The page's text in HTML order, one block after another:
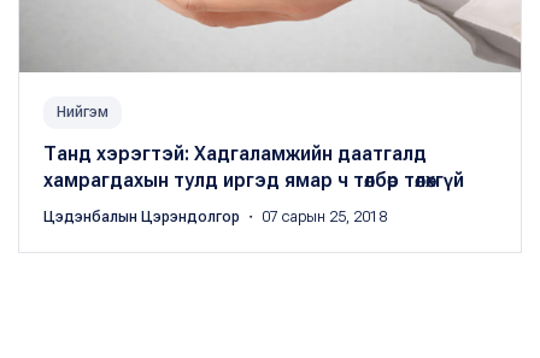
Нийгэм
Танд хэрэгтэй: Хадгаламжийн даатгалд
хамрагдахын тулд иргэд ямар ч төлбөр төлөхгүй
Цэдэнбалын Цэрэндолгор ・ 07 сарын 25, 2018